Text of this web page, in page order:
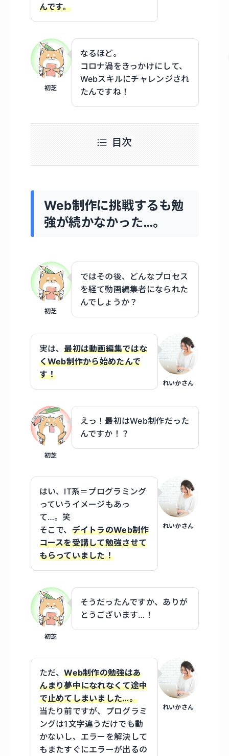
んです。
初芝
なるほど。
コロナ渦をきっかけにして、
Webスキルにチャレンジされ
たんですね！
目次
Web制作に挑戦するも勉
強が続かなかった…。
初芝
ではその後、どんなプロセス
を経て動画編集者になられた
んでしょうか？
れいかさん
実は、最初は動画編集ではな
くWeb制作から始めたんで
す！
初芝
えっ！最初はWeb制作だった
んですか！？
れいかさん
はい、IT系＝プログラミング
っていうイメージもあっ
て…。笑
そこで、 デイトラのWeb制作
コースを受講して勉強させて
もらっていました！
初芝
そうだったんですか、ありが
とうございます…！
れいかさん
ただ、Web制作の勉強はあ
んまり夢中になれなくて途中
で止めてしまいました…。
当たり前ですが、プログラミ
ングは1文字違うだけでも動
かないし、エラーを解決して
もまたすぐにエラーが出るの